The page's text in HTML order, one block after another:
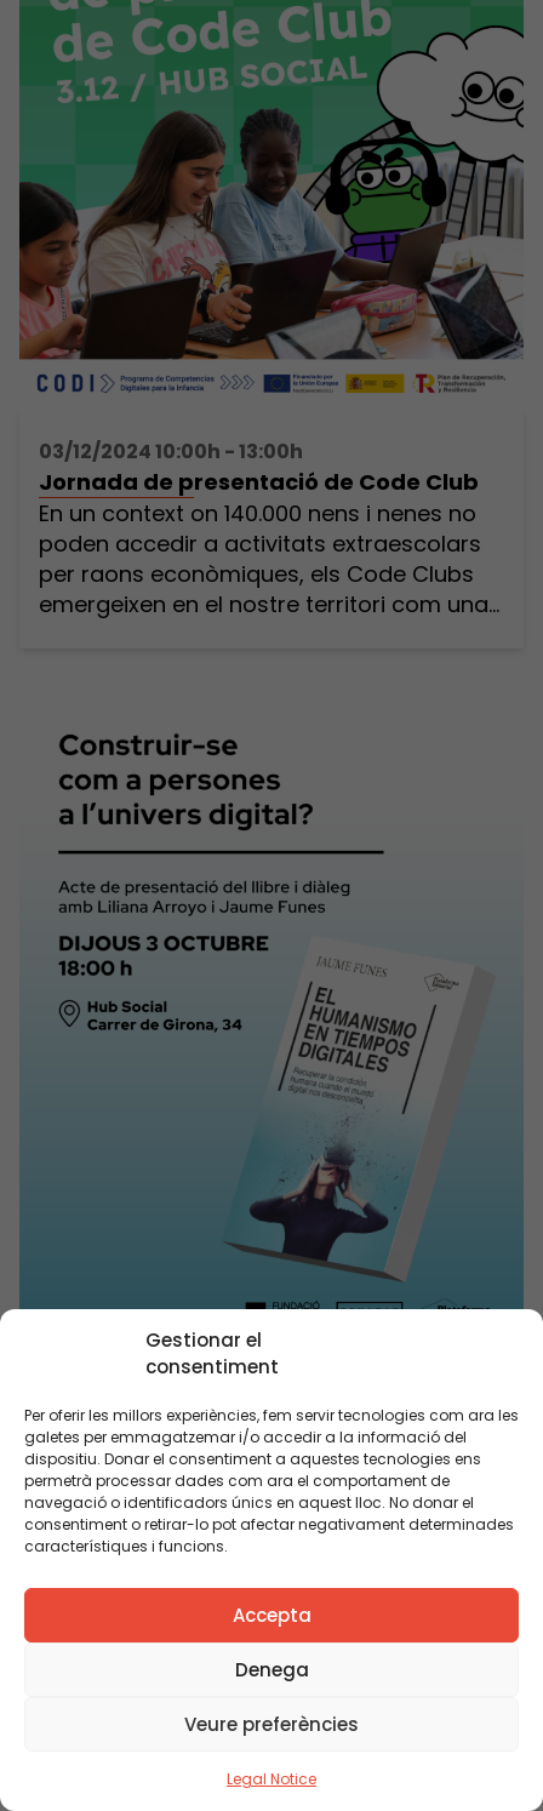
Gestionar el
consentiment
Per oferir les millors experiències, fem servir tecnologies com ara les
galetes per emmagatzemar i/o accedir a la informació del
dispositiu. Donar el consentiment a aquestes tecnologies ens
permetrà processar dades com ara el comportament de
navegació o identificadors únics en aquest lloc. No donar el
consentiment o retirar-lo pot afectar negativament determinades
característiques i funcions.
Accepta
Denega
Veure preferències
Legal Notice
03/12/2024 10:00h - 13:00h
Jornada de presentació de Code Club
En un context on 140.000 nens i nenes no
poden accedir a activitats extraescolars
per raons econòmiques, els Code Clubs
emergeixen en el nostre territori com una
busca inspirar el canvi i promoure el dret
a […]
Construir-se com a persones a l’univers
digital
Ser humans per educar i educar per ser
humans en temps digitals. La societat
digital ens revela un buit profund: la
humana. Ens cal retrobar la calma i
recordar que, en aquesta revolució digital,
la nostra missió principal és seguir sent
paradigma, en aquest acte […]